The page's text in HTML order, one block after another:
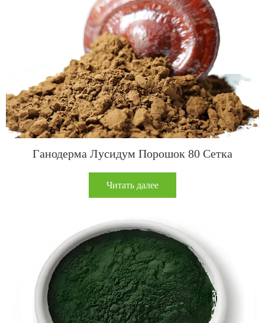
Ганодерма Лусидум Порошок 80 Сетка
Читать далее